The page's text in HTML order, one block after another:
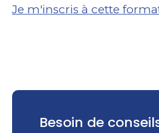
Je m'inscris à cette
Besoin de